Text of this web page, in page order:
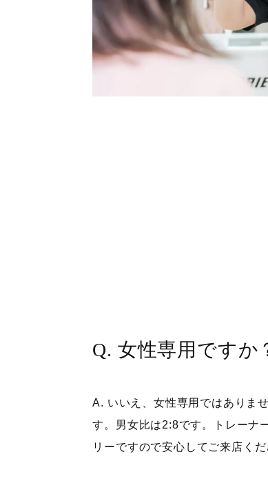
Q. 女性専用ですか
A. いいえ、女性専用ではありま
す。男女比は2:8です。トレーナ
リーですので安心してご来店くだ